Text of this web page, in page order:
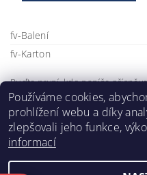
fv-Balení
fv-Karton
Buďte první, kdo napíše
Přidat komentář
Používáme cookies,
prohlížení webu a díky
zlepšovali jeho funkce,
informací